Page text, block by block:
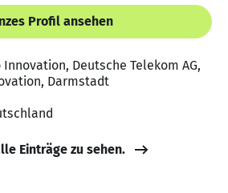
Profil ansehen
Innovation, Deutsche Telekom AG,
Darmstadt
Einträge zu sehen.